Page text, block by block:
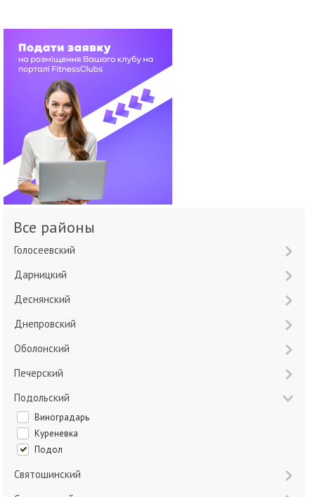
Все районы
Голосеевский
Дарницкий
Деснянский
Днепровский
Оболонский
Печерский
Подольский
Виноградарь
Куреневка
Подол
Святошинский